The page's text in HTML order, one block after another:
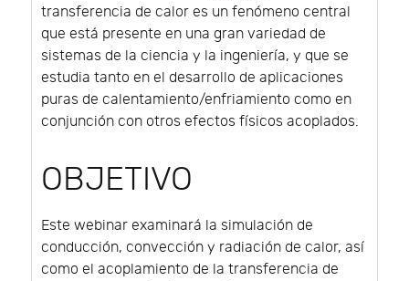
transferencia de calor es un fenómeno central
que está presente en una gran variedad de
sistemas de la ciencia y la ingeniería, y que se
estudia tanto en el desarrollo de aplicaciones
puras de calentamiento/enfriamiento como en
conjunción con otros efectos físicos acoplados.
OBJETIVO
Este webinar examinará la simulación de
conducción, convección y radiación de calor, así
como el acoplamiento de la transferencia de